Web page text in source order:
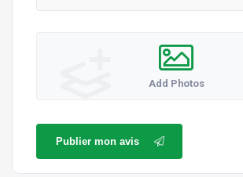
Add Photos
Publier mon avis